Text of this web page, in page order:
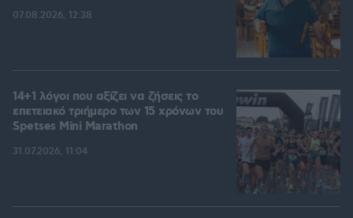
07.08.2026, 12:38
14+1 λόγοι που αξίζει να ζήσεις το
επετειακό τριήμερο των 15 χρόνων του
Spetses Mini Marathon
31.07.2026, 11:04